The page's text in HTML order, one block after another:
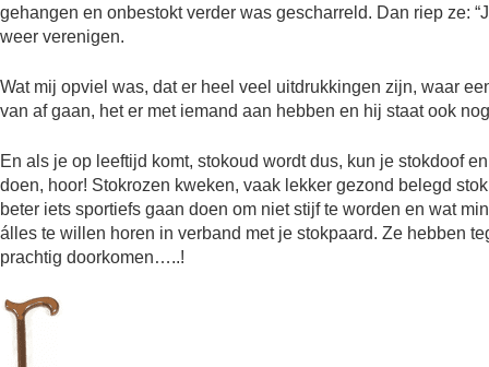
gehangen en onbestokt verder was gescharreld. Dan riep ze:
weer verenigen.
Wat mij opviel was, dat er heel veel uitdrukkingen zijn, waar
van af gaan, het er met iemand aan hebben en hij staat ook
En als je op leeftijd komt, stokoud wordt dus, kun je stokdoof
doen, hoor! Stokrozen kweken, vaak lekker gezond belegd
beter iets sportiefs gaan doen om niet stijf te worden en wat
álles te willen horen in verband met je stokpaard. Ze hebben
prachtig doorkomen…..!